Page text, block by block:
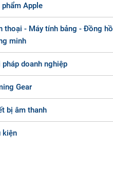
phẩm Apple
thoại - Máy tính bảng - Đồng hồ
minh
pháp doanh nghiệp
Gear
bị âm thanh
kiện